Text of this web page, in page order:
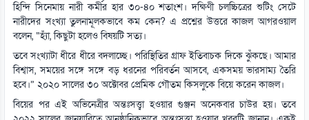
হিন্দি সিনেমায় নারী কর্মীর হার ৩০-৪০ শতাংশ। দক্ষিণী চলচ্চিত্রের শুটিং সেটে
নারীদের সংখ্যা তুলনামূলকভাবে কম কেন? এ প্রশ্নের উত্তরে কাজল আগরওয়াল
বলেন, “হ্যাঁ, কিছুটা হলেও বিষয়টি সত্য।
তবে সংখ্যাটা ধীরে ধীরে বদলাচ্ছে। পরিস্থিতির গ্রাফ ইতিবাচক দিকে ঝুঁকছে। আমার
বিশ্বাস, সময়ের সঙ্গে সঙ্গে বড় ধরনের পরিবর্তন আসবে, একসময় ভারসাম্য তৈরি
হবে।” ২০২০ সালের ৩০ অক্টোবর প্রেমিক গৌতম কিসলুকে বিয়ে করেন কাজল।
বিয়ের পর এই অভিনেত্রীর অন্তঃসত্ত্বা হওয়ার গুঞ্জন অনেকবার চাউর হয়। তবে